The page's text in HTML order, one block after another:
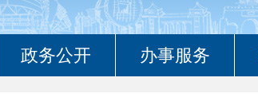
政务公开 办事服务